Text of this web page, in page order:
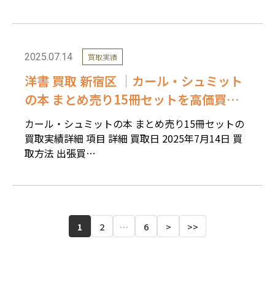
2025.07.14 買取実績
洋書 買取 新宿区 ｜カール・シュミット
の本 まとめ売り15冊セットを高価買取
しました。
カール・シュミットの本 まとめ売り15冊セットの
買取実績詳細 項目 詳細 買取日 2025年7月14日 買
取方法 出張買…
1 2 … 6 > >>